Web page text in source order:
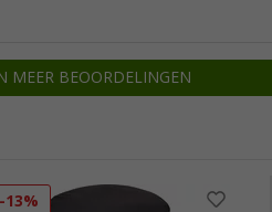
MEER BEOORDELINGEN
-13%